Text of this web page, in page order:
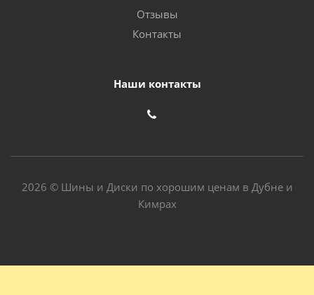
Отзывы
Контакты
Наши контакты
2026 © Шины и Диски по хорошим ценам в Дубне и
Кимрах